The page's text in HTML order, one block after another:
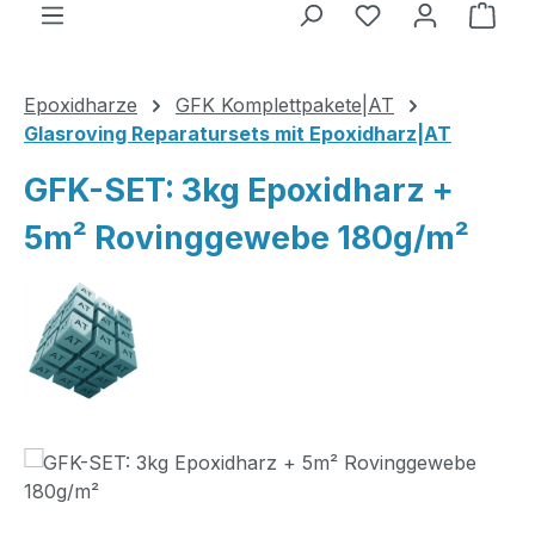
Du hast 0
Epoxidharze
GFK Komplettpakete|AT
Glasroving Reparatursets mit Epoxidharz|AT
GFK-SET: 3kg Epoxidharz +
5m² Rovinggewebe 180g/m²
Bildergalerie überspringen